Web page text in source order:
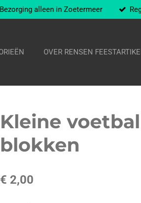
Bezorging alleen in Zoetermeer
OVER RENSEN
Kleine
blokken
€ 2,00